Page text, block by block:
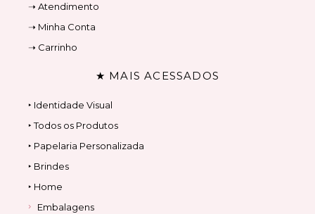
➝ Atendimento
➝ Minha Conta
➝ Carrinho
★ MAIS ACESSADOS
‣ Identidade Visual
‣ Todos os Produtos
‣ Papelaria Personalizada
‣ Brindes
‣ Home
Embalagens